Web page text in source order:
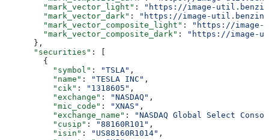
        "mark_vector_light"
:
"https://image-
        "mark_vector_dark"
:
"https://image-
        "mark_vector_composite_light"
:
"https://image-
        "mark_vector_composite_dark"
:
"https://image-
      },
      "securities"
: [
        {
          "symbol"
: "TSLA" ,
          "name"
: "TESLA INC" ,
          "cik"
: "1318605" ,
          "exchange"
: "NASDAQ" ,
          "mic_code"
: "XNAS" ,
          "exchange_name"
:
"NASDAQ Global Select
          "cusip"
: "88160R101" ,
          "isin"
: "US88160R1014" ,